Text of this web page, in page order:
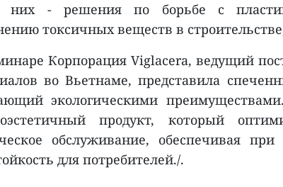
них - решения по борьбе с
токсичных веществ в
Корпорация Viglacera, ведущий
во Вьетнаме, представила
экологическими
продукт, который
обслуживание, обеспечивая
для потребителей./.